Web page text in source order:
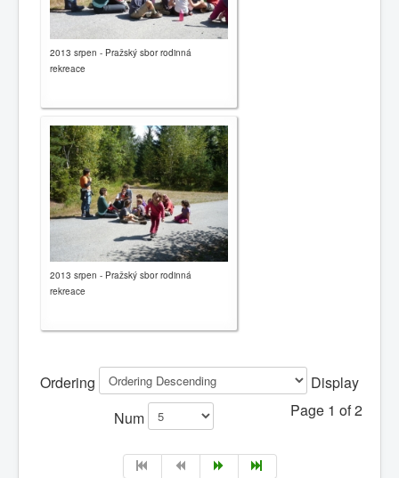
2013 srpen - Pražský sbor rodinná
rekreace
2013 srpen - Pražský sbor rodinná
rekreace
Ordering
Display
Num
Page 1 of 2